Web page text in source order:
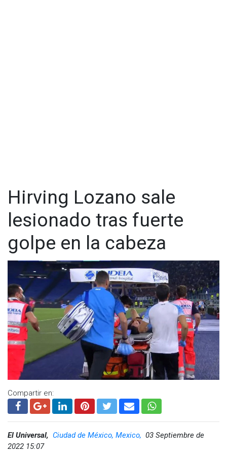
Hirving Lozano sale
lesionado tras fuerte
golpe en la cabeza
Compartir en:
El Universal, Ciudad de México, Mexico, 03 Septiembre de
2022 15:07